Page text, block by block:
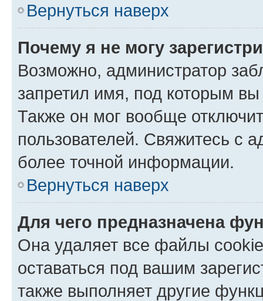
Вернуться наверх
Почему я не могу
Возможно, администратор
запретил имя, под которым вы
Также он мог вообще
пользователей. Свяжитесь с
более точной информации.
Вернуться наверх
Для чего предназначена
Она удаляет все файлы
оставаться под вашим
также выполняет другие